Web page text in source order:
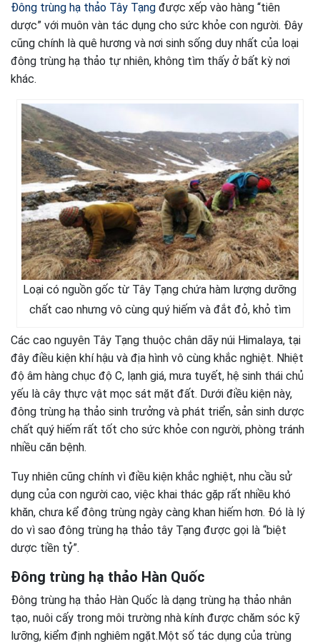
Đông trùng hạ thảo Tây Tạng được xếp vào hàng “tiên
dược” với muôn vàn tác dụng cho sức khỏe con người. Đây
cũng chính là quê hương và nơi sinh sống duy nhất của loại
đông trùng hạ thảo tự nhiên, không tìm thấy ở bất kỳ nơi
khác.
Loại có nguồn gốc từ Tây Tạng chứa hàm lượng dưỡng
chất cao nhưng vô cùng quý hiếm và đắt đỏ, khỏ tìm
Các cao nguyên Tây Tạng thuộc chân dãy núi Himalaya, tại
đây điều kiện khí hậu và địa hình vô cùng khắc nghiệt. Nhiệt
độ âm hàng chục độ C, lạnh giá, mưa tuyết, hệ sinh thái chủ
yếu là cây thực vật mọc sát mặt đất. Dưới điều kiện này,
đông trùng hạ thảo sinh trưởng và phát triển, sản sinh dược
chất quý hiếm rất tốt cho sức khỏe con người, phòng tránh
nhiều căn bệnh.
Tuy nhiên cũng chính vì điều kiện khắc nghiệt, nhu cầu sử
dụng của con người cao, việc khai thác gặp rất nhiều khó
khăn, chưa kể đông trùng ngày càng khan hiếm hơn. Đó là lý
do vì sao đông trùng hạ thảo tây Tạng được gọi là “biệt
dược tiền tỷ”.
Đông trùng hạ thảo Hàn Quốc
Đông trùng hạ thảo Hàn Quốc là dạng trùng hạ thảo nhân
tạo, nuôi cấy trong môi trường nhà kính được chăm sóc kỹ
lưỡng, kiểm định nghiêm ngặt.Một số tác dụng của trùng